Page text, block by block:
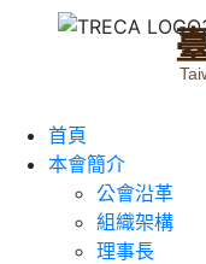
首頁
本會簡介
公會沿革
組織架構
理事長